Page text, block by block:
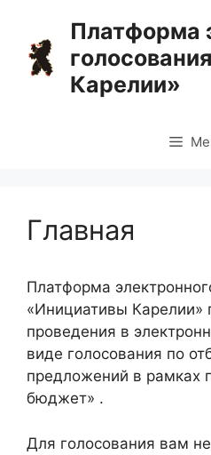
содержимому
Платформа
Карелии»
Главная
Платформа
«Инициативы Карелии»
проведения в
виде голосования по
предложений в рамках
бюджет» .
Для голосования вам